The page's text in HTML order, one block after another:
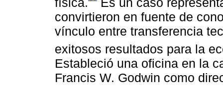
convirtieron en fuente de
vínculo entre transferencia
exitosos resultados para la
Estableció una oficina en la
Francis W. Godwin como